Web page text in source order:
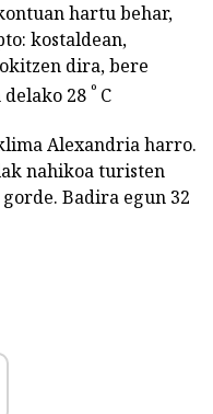
hartu behar,
kostaldean,
dira, bere
28 º C
Alexandria harro.
nahikoa turisten
Badira egun 32